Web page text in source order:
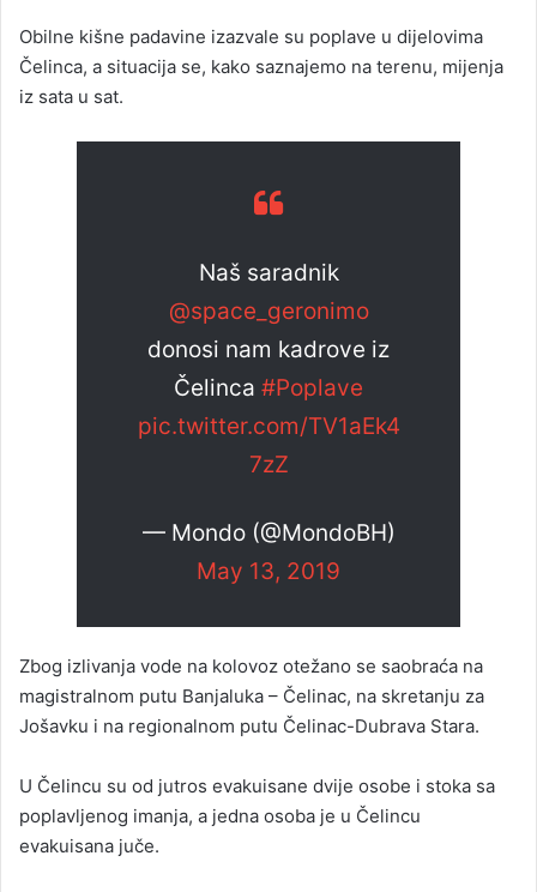
Obilne kišne padavine izazvale su poplave u dijelovima
Čelinca, a situacija se, kako saznajemo na terenu, mijenja
iz sata u sat.
Naš saradnik
@space_geronimo
donosi nam kadrove iz
Čelinca #Poplave
pic.twitter.com/TV1aEk4
7zZ
— Mondo (@MondoBH)
May 13, 2019
Zbog izlivanja vode na kolovoz otežano se saobraća na
magistralnom putu Banjaluka – Čelinac, na skretanju za
Jošavku i na regionalnom putu Čelinac-Dubrava Stara.
U Čelincu su od jutros evakuisane dvije osobe i stoka sa
poplavljenog imanja, a jedna osoba je u Čelincu
evakuisana juče.